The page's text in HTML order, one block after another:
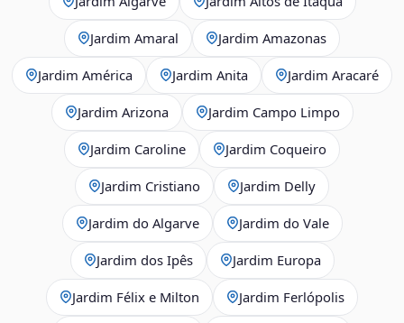
Jardim Amaral Jardim Amazonas
Jardim América Jardim Anita Jardim Aracaré
Jardim Arizona Jardim Campo Limpo
Jardim Caroline Jardim Coqueiro
Jardim Cristiano Jardim Delly
Jardim do Algarve Jardim do Vale
Jardim dos Ipês Jardim Europa
Jardim Félix e Milton Jardim Ferlópolis